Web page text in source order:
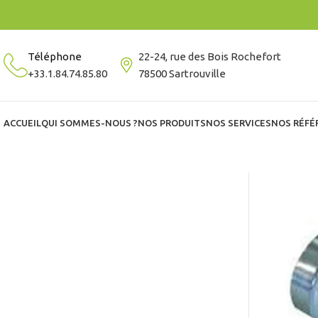
Téléphone
+33.1.84.74.85.80
22-24, rue des Bois Rochefort
78500 Sartrouville
ACCUEIL QUI SOMMES-NOUS ?NOS PRODUITSNOS SERVICESNOS